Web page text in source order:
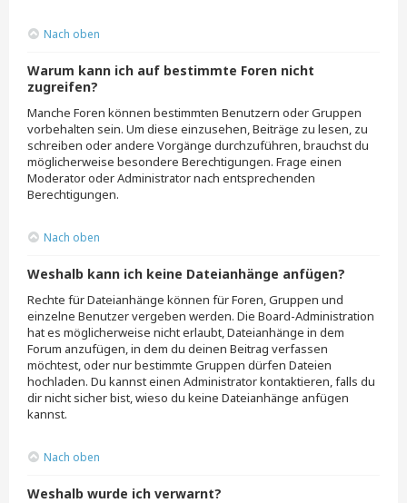
Nach oben
Warum kann ich auf bestimmte Foren nicht
zugreifen?
Manche Foren können bestimmten Benutzern oder Gruppen
vorbehalten sein. Um diese einzusehen, Beiträge zu lesen, zu
schreiben oder andere Vorgänge durchzuführen, brauchst du
möglicherweise besondere Berechtigungen. Frage einen
Moderator oder Administrator nach entsprechenden
Berechtigungen.
Nach oben
Weshalb kann ich keine Dateianhänge anfügen?
Rechte für Dateianhänge können für Foren, Gruppen und
einzelne Benutzer vergeben werden. Die Board-Administration
hat es möglicherweise nicht erlaubt, Dateianhänge in dem
Forum anzufügen, in dem du deinen Beitrag verfassen
möchtest, oder nur bestimmte Gruppen dürfen Dateien
hochladen. Du kannst einen Administrator kontaktieren, falls du
dir nicht sicher bist, wieso du keine Dateianhänge anfügen
kannst.
Nach oben
Weshalb wurde ich verwarnt?